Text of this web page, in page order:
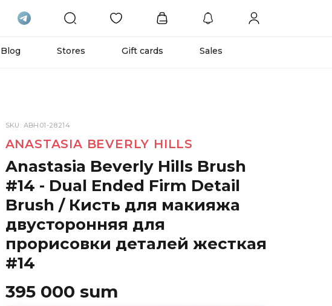
Blog Stores Gift cards Sales
SKU: ABH01-28214
ANASTASIA BEVERLY HILLS
Anastasia Beverly Hills Brush
#14 - Dual Ended Firm Detail
Brush / Кисть для макияжа
двусторонняя для
прорисовки деталей жесткая
#14
395 000 sum